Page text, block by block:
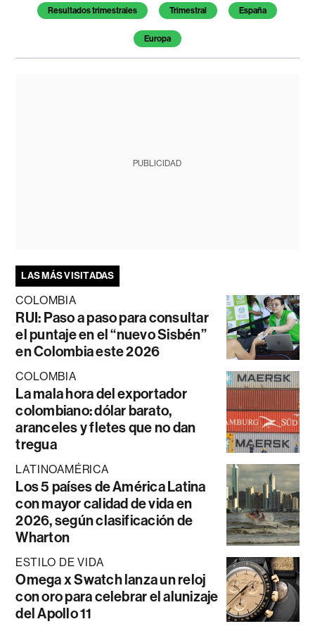
Resultados trimestrales Trimestral España
Europa
PUBLICIDAD
LAS MÁS VISITADAS
COLOMBIA
RUI: Paso a paso para consultar
el puntaje en el “nuevo Sisbén”
en Colombia este 2026
COLOMBIA
La mala hora del exportador
colombiano: dólar barato,
aranceles y fletes que no dan
tregua
LATINOAMÉRICA
Los 5 países de América Latina
con mayor calidad de vida en
2026, según clasificación de
Wharton
ESTILO DE VIDA
Omega x Swatch lanza un reloj
con oro para celebrar el alunizaje
del Apollo 11